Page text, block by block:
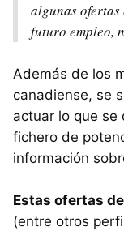
algunas
futuro empleo,
Además de los
canadiense, se
actuar lo que se
fichero de
información
Estas ofertas
(entre otros